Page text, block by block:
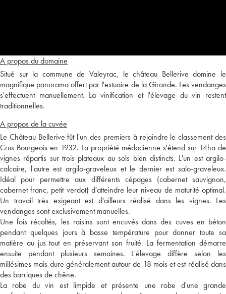
A propos du domaine
Situé sur la commune de Valeyrac, le château Bellerive domine le
magnifique panorama offert par l'estuaire de la Gironde. Les vendanges
s'effectuent manuellement. La vinification et l'élevage du vin restent
traditionnelles.
A propos de la cuvée
Le Château Bellerive fût l'un des premiers à rejoindre le classement des
Crus Bourgeois en 1932. La propriété médocienne s'étend sur 14ha de
vignes répartis sur trois plateaux au sols bien distincts. L'un est argilo-
calcaire, l'autre est argilo-graveleux et le dernier est salo-graveleux.
Idéal pour permettre aux différents cépages (cabernet sauvignon,
cabernet franc, petit verdot) d'atteindre leur niveau de maturité optimal.
Un travail très exigeant est d'ailleurs réalisé dans les vignes. Les
vendanges sont exclusivement manuelles.
Une fois récoltés, les raisins sont encuvés dans des cuves en béton
pendant quelques jours à basse température pour donner toute sa
matière au jus tout en préservant son fruité. La fermentation démarre
ensuite pendant plusieurs semaines. L'élevage diffère selon les
millésimes mais dure généralement autour de 18 mois et est réalisé dans
des barriques de chêne.
La robe du vin est limpide et présente une robe d'une grande